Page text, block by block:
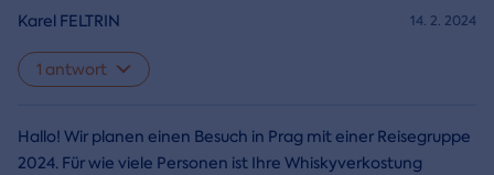
14. 2. 2024
Karel FELTRIN
1 antwort
Hallo! Wir planen einen Besuch in Prag mit einer Reisegruppe
2024. Für wie viele Personen ist Ihre Whiskyverkostung